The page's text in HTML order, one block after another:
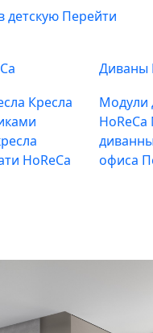
детскую Перейти
Кресла
HoReCa
Диваны
Модули
HoReCa
офиса